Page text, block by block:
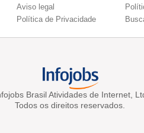
Aviso legal
Política de Privacidade
Brasil Atividades de Internet,
Todos os direitos reservados.